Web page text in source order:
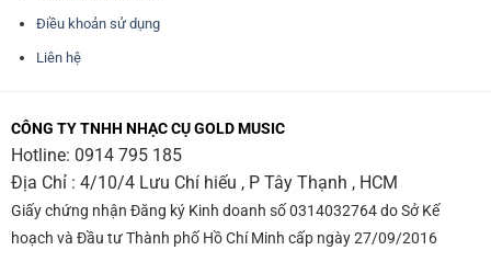
Điều khoản sử dụng
Liên hệ
CÔNG TY TNHH NHẠC CỤ GOLD MUSIC
Hotline: 0914 795 185
Địa Chỉ : 4/10/4 Lưu Chí hiếu , P Tây Thạnh , HCM
Giấy chứng nhận Đăng ký Kinh doanh số 0314032764 do Sở Kế
hoạch và Đầu tư Thành phố Hồ Chí Minh cấp ngày 27/09/2016